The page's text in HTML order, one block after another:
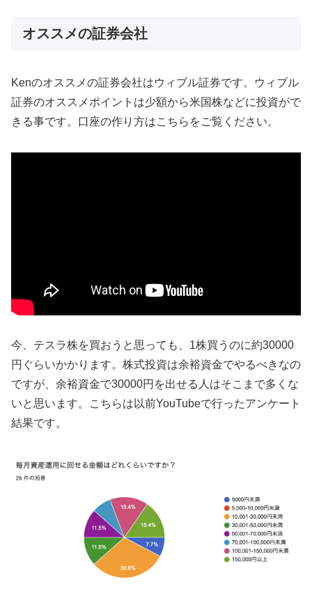
オススメの証券会社
Kenのオススメの証券会社はウィブル証券です。ウィブル
証券のオススメポイントは少額から米国株などに投資がで
きる事です。口座の作り方はこちらをご覧ください。
今、テスラ株を買おうと思っても、1株買うのに約30000
円ぐらいかかります。株式投資は余裕資金でやるべきなの
ですが、余裕資金で30000円を出せる人はそこまで多くな
いと思います。こちらは以前YouTubeで行ったアンケート
結果です。